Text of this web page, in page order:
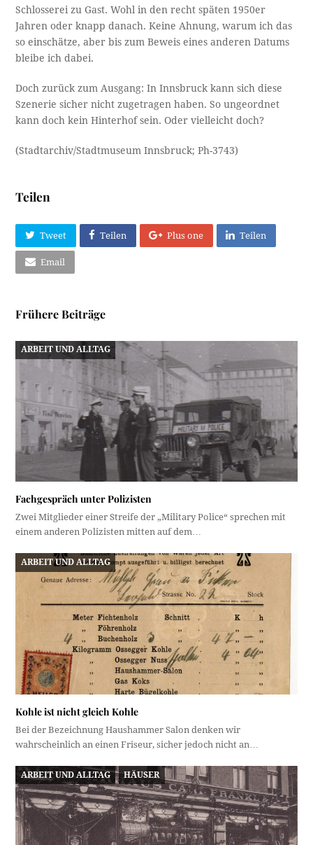
Schlosserei zu Gast. Wohl in den recht späten 1950er
Jahren oder knapp danach. Keine Ahnung, warum ich das
so einschätze, aber bis zum Beweis eines anderen Datums
bleibe ich dabei.
Doch zurück zum Ausgang: In Innsbruck kann sich diese
Szenerie sicher nicht zugetragen haben. So ungeordnet
kann doch kein Hinterhof sein. Oder vielleicht doch?
(Stadtarchiv/Stadtmuseum Innsbruck; Ph-3743)
Teilen
Tweet Teilen Plus one Teilen
Email
Frühere Beiträge
ARBEIT UND ALLTAG
Fachgespräch unter Polizisten
Zwei Mitglieder einer Streife der „Military Police“ sprechen mit
einem anderen Polizisten mitten auf dem…
ARBEIT UND ALLTAG
Kohle ist nicht gleich Kohle
Bei der Bezeichnung Haushammer Salon denken wir
wahrscheinlich an einen Friseur, sicher jedoch nicht an…
ARBEIT UND ALLTAG HÄUSER